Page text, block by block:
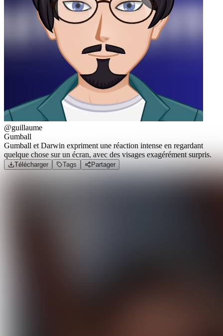
@guillaume
Gumball
Gumball et Darwin expriment une réaction intense en regardant
quelque chose sur un écran, avec des visages exagérément surpris.
Télécharger Tags Partager